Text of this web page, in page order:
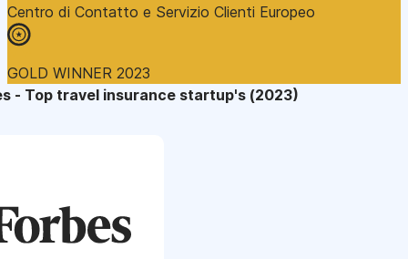
Centro di Contatto e Servizio Clienti Europeo
GOLD WINNER 2023
- Top travel insurance startup's (2023)